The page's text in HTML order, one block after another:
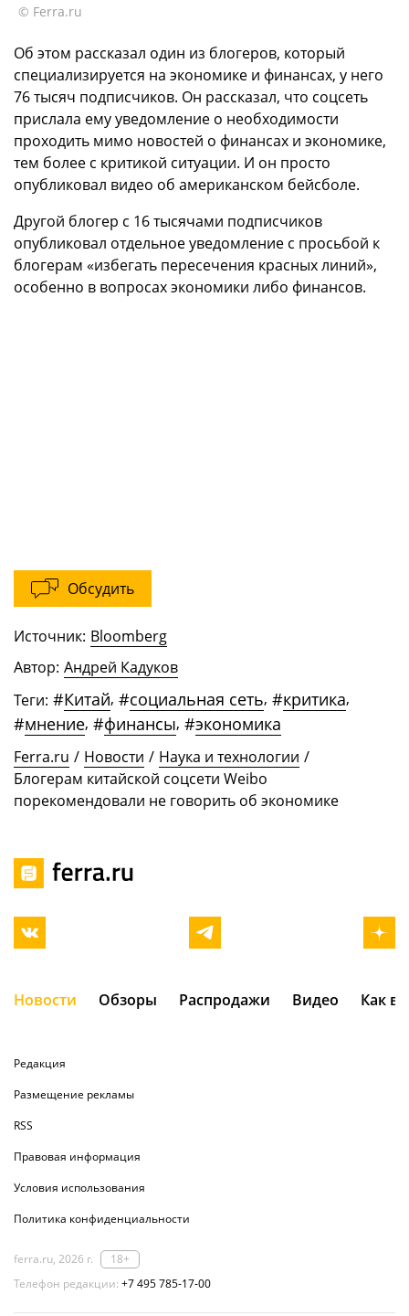
© Ferra.ru
Об этом рассказал один из блогеров, который
специализируется на экономике и финансах, у него
76 тысяч подписчиков. Он рассказал, что соцсеть
прислала ему уведомление о необходимости
проходить мимо новостей о финансах и экономике,
тем более с критикой ситуации. И он просто
опубликовал видео об американском бейсболе.
Другой блогер с 16 тысячами подписчиков
опубликовал отдельное уведомление с просьбой к
блогерам «избегать пересечения красных линий»,
особенно в вопросах экономики либо финансов.
Обсудить
Источник: Bloomberg
Автор: Андрей Кадуков
Теги: #Китай, #социальная сеть, #критика,
#мнение, #финансы, #экономика
Ferra.ru / Новости / Наука и технологии /
Блогерам китайской соцсети Weibo
порекомендовали не говорить об экономике
Новости Обзоры Распродажи Видео Как
Редакция
Размещение рекламы
RSS
Правовая информация
Условия использования
Политика конфиденциальности
ferra.ru, 2026 г.
18+
Телефон редакции: +7 495 785-17-00